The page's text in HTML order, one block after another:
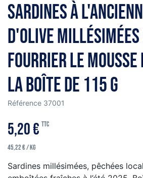
Sardines à
d'olive millésimées
Fourrier le
la boîte de 115 g
Référence 37001
5,20 € TTC
45,22 € / kg
Sardines millésimées, pêchées